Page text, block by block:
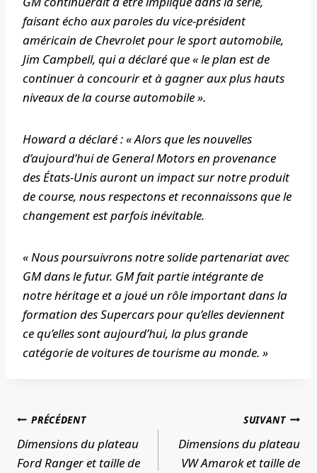
faisant écho aux paroles du vice-président
américain de Chevrolet pour le sport automobile,
Jim Campbell, qui a déclaré que « le plan est de
continuer à concourir et à gagner aux plus hauts
niveaux de la course automobile ».
Howard a déclaré : « Alors que les nouvelles
d’aujourd’hui de General Motors en provenance
des États-Unis auront un impact sur notre produit
de course, nous respectons et reconnaissons que le
changement est parfois inévitable.
« Nous poursuivrons notre solide partenariat avec
GM dans le futur. GM fait partie intégrante de
notre héritage et a joué un rôle important dans la
formation des Supercars pour qu’elles deviennent
ce qu’elles sont aujourd’hui, la plus grande
catégorie de voitures de tourisme au monde. »
Navigation
de
l’article
PRÉCÉDENT
Dimensions du plateau
Ford Ranger et taille de
SUIVANT
Dimensions du plateau
VW Amarok et taille de